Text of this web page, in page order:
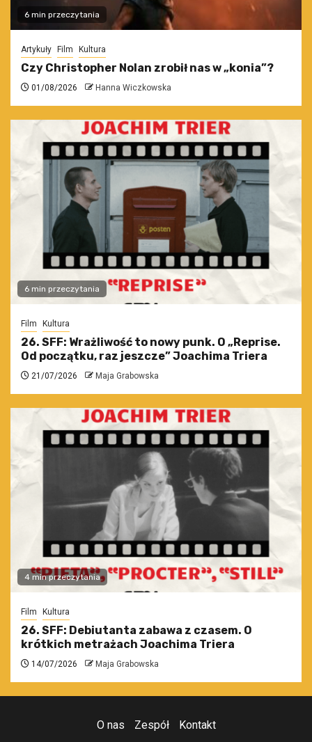
6 min przeczytania
Artykuły Film Kultura
Czy Christopher Nolan zrobił nas w „konia”?
01/08/2026 Hanna Wiczkowska
6 min przeczytania
Film Kultura
26. SFF: Wrażliwość to nowy punk. O „Reprise.
Od początku, raz jeszcze” Joachima Triera
21/07/2026 Maja Grabowska
4 min przeczytania
Film Kultura
26. SFF: Debiutanta zabawa z czasem. O
krótkich metrażach Joachima Triera
14/07/2026 Maja Grabowska
O nas Zespół Kontakt